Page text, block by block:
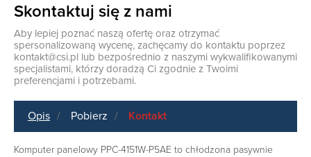
Skontaktuj się z nami
Aby lepiej poznać naszą ofertę oraz otrzymać
spersonalizowaną wycenę, zachęcamy do kontaktu poprzez
kontakt@csi.pl lub bezpośrednio z naszymi wykwalifikowanymi
specjalistami, którzy doradzą Ci zgodnie z Twoimi
preferencjami i potrzebami.
Opis Pobierz Kontakt
Komputer panelowy PPC-4151W-P5AE to chłodzona pasywnie